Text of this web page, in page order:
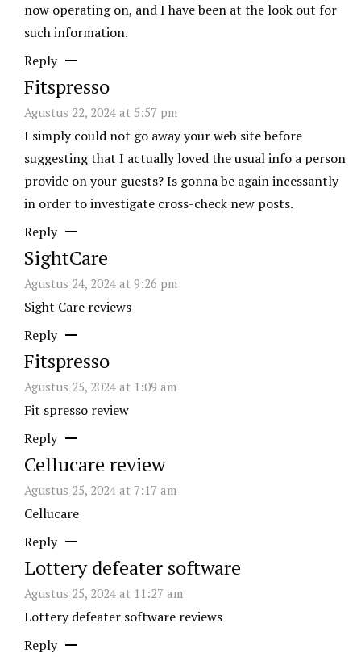
now operating on, and I have been at the look out for
such information.
Reply
Fitspresso
Agustus 22, 2024 at 5:57 pm
I simply could not go away your web site before
suggesting that I actually loved the usual info a person
provide on your guests? Is gonna be again incessantly
in order to investigate cross-check new posts.
Reply
SightCare
Agustus 24, 2024 at 9:26 pm
Sight Care reviews
Reply
Fitspresso
Agustus 25, 2024 at 1:09 am
Fit spresso review
Reply
Cellucare review
Agustus 25, 2024 at 7:17 am
Cellucare
Reply
Lottery defeater software
Agustus 25, 2024 at 11:27 am
Lottery defeater software reviews
Reply